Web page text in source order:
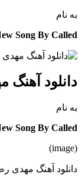
به نام
Song By Called
دانلود آهنگ
به نام
Song By Called
(image)
دانلود آهنگ مهدی